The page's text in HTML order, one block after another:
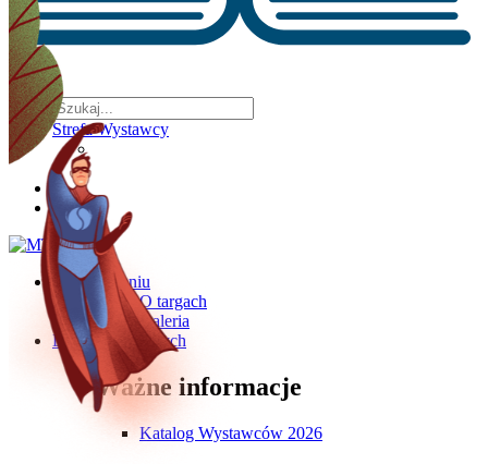
Strefa Wystawcy
O wydarzeniu
O targach
Galeria
Dla Zwiedzających
Ważne informacje
Katalog Wystawców 2026